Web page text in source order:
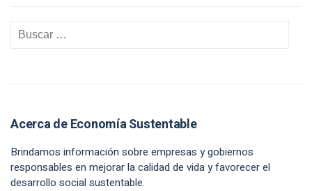
Acerca de Economía Sustentable
Brindamos información sobre empresas y gobiernos
responsables en mejorar la calidad de vida y favorecer el
desarrollo social sustentable.